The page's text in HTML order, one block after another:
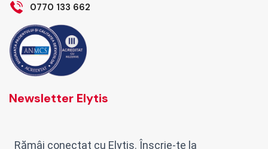
0770 133 662
Newsletter Elytis
Rămâi conectat cu Elytis. Înscrie-te la